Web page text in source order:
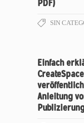
PDF)
SIN
Einfach
Anleitung